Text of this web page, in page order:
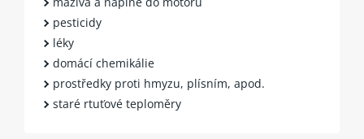
pesticidy
léky
domácí chemikálie
prostředky proti hmyzu, plísním, apod.
staré rtuťové teploměry